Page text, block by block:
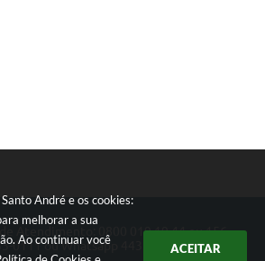
André e os cookies:
melhorar a sua
Ao continuar você
ACEITAR
de Atendimento: 0800 019 19 44 ou 156
0111 ou Whatsapp 4433-0123